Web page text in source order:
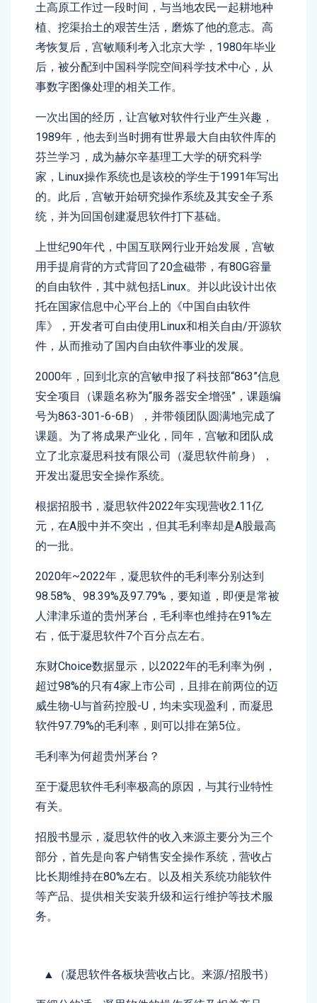
土高原工作过一段时间，与当地农民一起耕地种
植、挖渠抬土的艰苦生活，磨炼了他的意志。高
考恢复后，宫敏顺利考入北京大学，1980年毕业
后，被分配到中国科学院空间科学技术中心，从
事数字图像处理的相关工作。
一次出国的经历，让宫敏对软件行业产生兴趣，
1989年，他去到当时拥有世界最大自由软件库的
芬兰学习，成为赫尔辛基理工大学的研究科学
家，Linux操作系统也是该校的学生于1991年写出
的。此后，宫敏开始研究操作系统及其安全子系
统，并为回国创建凝思软件打下基础。
上世纪90年代，中国互联网行业开始发展，宫敏
用手提肩背的方式背回了20盒磁带，有80G容量
的自由软件，其中就包括Linux。并以此设计出依
托在国家信息中心平台上的《中国自由软件
库》，开发者可自由使用Linux和相关自由/开源软
件，从而推动了国内自由软件事业的发展。
2000年，回到北京的宫敏申报了科技部“863”信息
安全项目（课题名称为“服务器安全增强”，课题编
号为863-301-6-6B），并带领团队圆满地完成了
课题。为了将成果产业化，同年，宫敏和团队成
立了北京凝思科技有限公司（凝思软件前身），
开发出凝思安全操作系统。
根据招股书，凝思软件2022年实现营收2.11亿
元，在A股中并不突出，但其毛利率却是A股最高
的一批。
2020年~2022年，凝思软件的毛利率分别达到
98.58%、98.39%及97.79%，要知道，即便是常被
人津津乐道的贵州茅台，毛利率也维持在91%左
右，低于凝思软件7个百分点左右。
东财Choice数据显示，以2022年的毛利率为例，
超过98%的只有4家上市公司，且排在前两位的迈
威生物-U与首药控股-U，均未实现盈利，而凝思
软件97.79%的毛利率，则可以排在第5位。
毛利率为何超贵州茅台？
至于凝思软件毛利率极高的原因，与其行业特性
有关。
招股书显示，凝思软件的收入来源主要分为三个
部分，首先是向客户销售安全操作系统，营收占
比长期维持在80%左右。以及相关系统功能软件
等产品、提供相关安装升级和运行维护等技术服
务。
▲（凝思软件各板块营收占比。来源/招股书）